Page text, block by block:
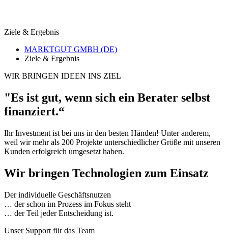
Ziele & Ergebnis
MARKTGUT GMBH (DE)
Ziele & Ergebnis
WIR BRINGEN IDEEN INS ZIEL
"Es ist gut, wenn sich ein Berater selbst
finanziert.“
Ihr Investment ist bei uns in den besten Händen! Unter anderem,
weil wir mehr als 200 Projekte unterschiedlicher Größe mit unseren
Kunden erfolgreich umgesetzt haben.
Wir bringen Technologien zum Einsatz
Der individuelle Geschäftsnutzen
… der schon im Prozess im Fokus steht
… der Teil jeder Entscheidung ist.
Unser Support für das Team